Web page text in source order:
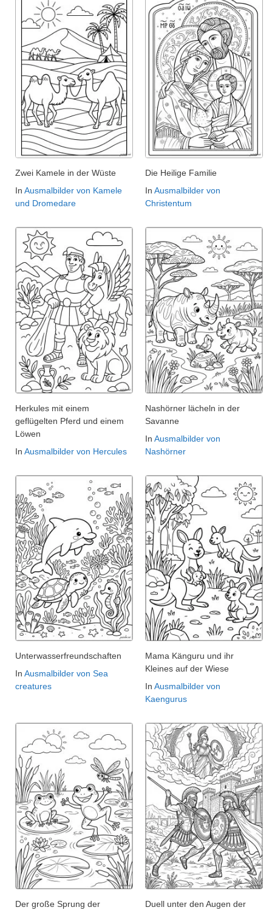
Zwei Kamele in der Wüste
In Ausmalbilder von Kamele
und Dromedare
Die Heilige Familie
In Ausmalbilder von
Christentum
Herkules mit einem
geflügelten Pferd und einem
Löwen
In Ausmalbilder von Hercules
Nashörner lächeln in der
Savanne
In Ausmalbilder von
Nashörner
Unterwasserfreundschaften
In Ausmalbilder von Sea
creatures
Mama Känguru und ihr
Kleines auf der Wiese
In Ausmalbilder von
Kaengurus
Der große Sprung der
Duell unter den Augen der